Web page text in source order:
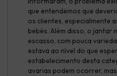
que entendemos que
os clientes, especialmente
bebés. Além disso, o jantar
escasso, com pouca
estava ao nível do que
estabelecimento desta
avarias podem ocorrer,